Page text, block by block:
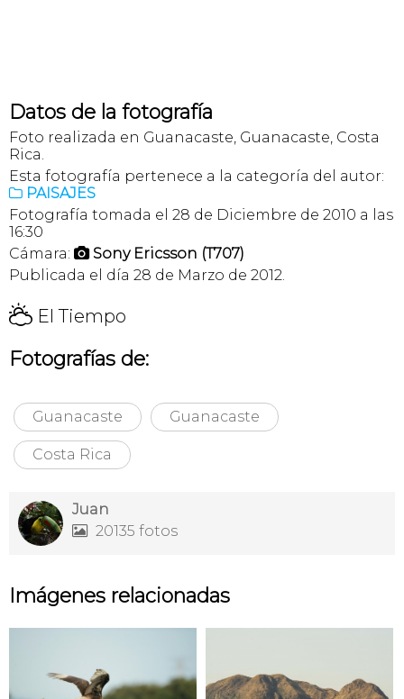
Datos de la fotografía
Foto realizada en Guanacaste, Guanacaste, Costa
Rica.
Esta fotografía pertenece a la categoría del autor:
 PAISAJES
Fotografía tomada el 28 de Diciembre de 2010 a las
16:30
Cámara:  Sony Ericsson (T707)
Publicada el día 28 de Marzo de 2012.
H El Tiempo
Fotografías de:
Guanacaste Guanacaste
Costa Rica
Juan
 20135 fotos
Imágenes relacionadas